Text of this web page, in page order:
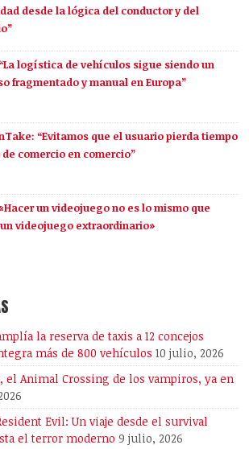
desde la lógica del conductor y del
logística de vehículos sigue siendo un
fragmentado y manual en Europa”
“Evitamos que el usuario pierda tiempo
comercio en comercio”
un videojuego no es lo mismo que
videojuego extraordinario»
la reserva de taxis a 12 concejos
más de 800 vehículos 10 julio, 2026
el Animal Crossing de los vampiros, ya en
Evil: Un viaje desde el survival
el terror moderno 9 julio, 2026